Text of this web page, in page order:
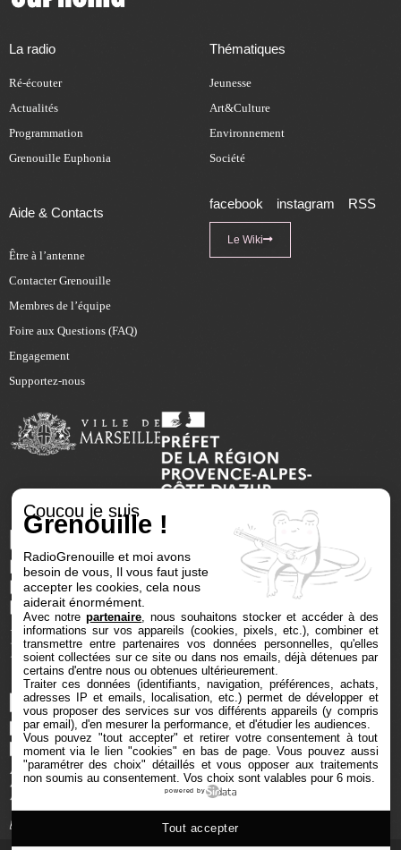
La radio
Ré-écouter
Actualités
Programmation
Grenouille Euphonia
Thématiques
Jeunesse
Art&Culture
Environnement
Société
Aide & Contacts
Être à l’antenne
Contacter Grenouille
Membres de l’équipe
Foire aux Questions (FAQ)
Engagement
Supportez-nous
facebook instagram RSS
Le Wiki
Coucou je suis
Grenouille !
RadioGrenouille et moi avons
besoin de vous, Il vous faut juste
accepter les cookies, cela nous
aiderait énormément.
Avec notrepartenaire , nous souhaitons stocker et accéder à des
informations sur vos appareils (cookies, pixels, etc.), combiner et
transmettre entre partenaires vos données personnelles, qu'elles
soient collectées sur ce site ou dans nos emails, déjà détenues par
certains d'entre nous ou obtenues ultérieurement.
Traiter ces données (identifiants, navigation, préférences, achats,
adresses IP et emails, localisation, etc.) permet de développer et
vous proposer des services sur vos différents appareils (y compris
par email), d'en mesurer la performance, et d'étudier les audiences.
Vous pouvez "tout accepter" et retirer votre consentement à tout
moment via le lien "cookies" en bas de page. Vous pouvez aussi
"paramétrer des choix" détaillés et vous opposer aux traitements
non soumis au consentement. Vos choix sont valables pour 6 mois.
powered by
Tout accepter